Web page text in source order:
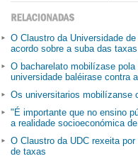
O Claustro da Universidade
acordo sobre a suba das taxas
O bacharelato mobilízase pola
universidade baléirase contra
Os universitarios mobilízanse
"É importante que no ensino
a realidade socioeconómica
O Claustro da UDC rexeita
de taxas